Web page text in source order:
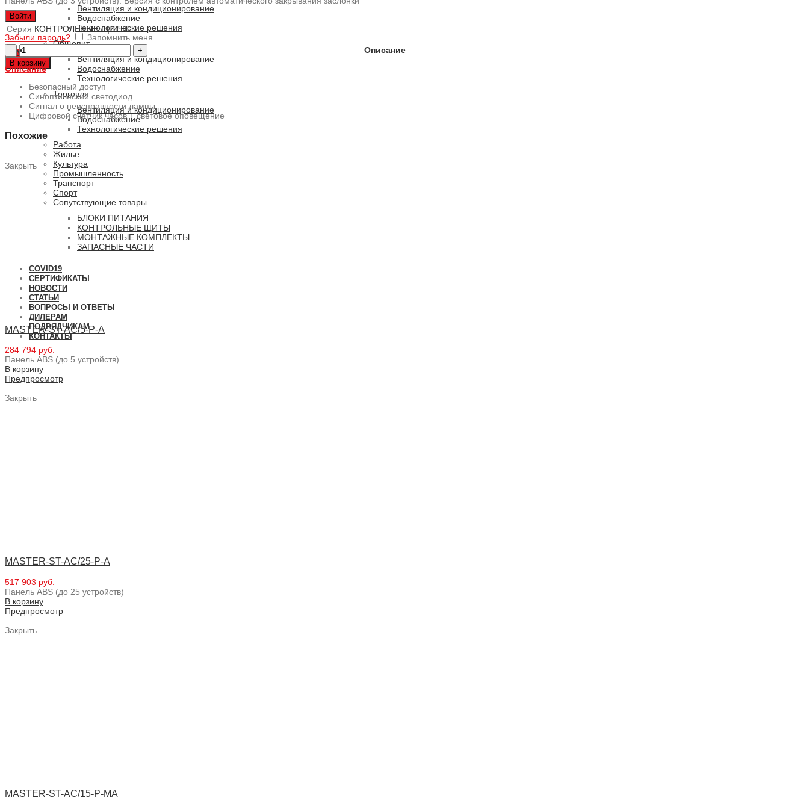
Войти
Забыли пароль? Запомнить меня
0ПУНКТОВ
Вентиляция и кондиционирование
Водоснабжение
Технологические решения
Общепит
Вентиляция и кондиционирование
Водоснабжение
Технологические решения
Торговля
Вентиляция и кондиционирование
Водоснабжение
Технологические решения
Работа
Жилье
Культура
Промышленность
Транспорт
Спорт
Сопутствующие товары
БЛОКИ ПИТАНИЯ
КОНТРОЛЬНЫЕ ЩИТЫ
МОНТАЖНЫЕ КОМПЛЕКТЫ
ЗАПАСНЫЕ ЧАСТИ
COVID19
СЕРТИФИКАТЫ
НОВОСТИ
СТАТЬИ
ВОПРОСЫ И ОТВЕТЫ
ДИЛЕРАМ
ПОДРЯДЧИКАМ
КОНТАКТЫ
Серия КОНТРОЛЬНЫЕ ЩИТЫ
Количество
товара
MASTER-
S-
CL/3-
P-
SE
В корзину
Описание
Описание
Безопасный доступ
Синоптический светодиод
Сигнал о неисправности лампы
Цифровой счётчик часов + световое оповещение
Похожие
Закрыть
MASTER-ST-AC/5-P-A
284 794 руб.
Панель ABS (до 5 устройств)
В корзину
Предпросмотр
Закрыть
MASTER-ST-AC/25-P-A
517 903 руб.
Панель ABS (до 25 устройств)
В корзину
Предпросмотр
Закрыть
MASTER-ST-AC/15-P-MA